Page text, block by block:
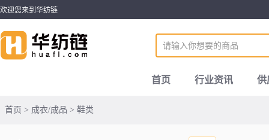
欢迎您来到华纺链
首页 行业资讯 供
首页 > 成衣/成品 > 鞋类